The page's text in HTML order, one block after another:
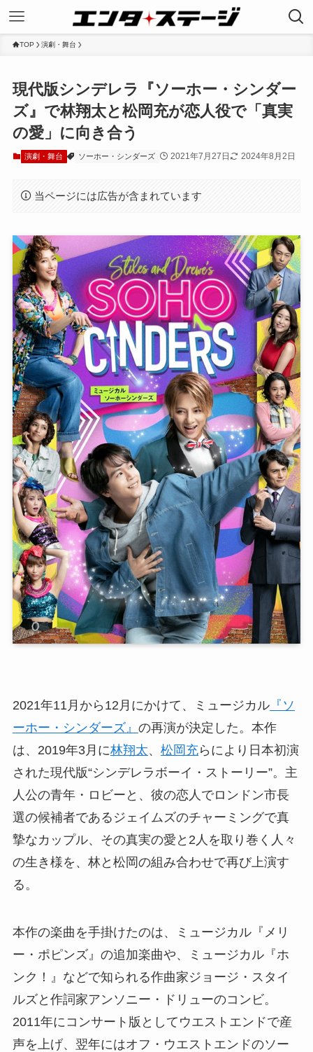
TOP 演劇・舞台
現代版シンデレラ『ソーホー・シンダー
ズ』で林翔太と松岡充が恋人役で「真実
の愛」に向き合う
演劇・舞台 ソーホー・シンダーズ 2021年7月27日 2024年8月2日
当ページには広告が含まれています
2021年11月から12月にかけて、ミュージカル『ソ
ーホー・シンダーズ』 の再演が決定した。本作
は、2019年3月に林翔太、 松岡充らにより日本初演
された現代版“シンデレラボーイ・ストーリー”。主
人公の青年・ロビーと、彼の恋人でロンドン市長
選の候補者であるジェイムズのチャーミングで真
摯なカップル、その真実の愛と2人を取り巻く人々
の生き様を、林と松岡の組み合わせで再び上演す
る。
本作の楽曲を手掛けたのは、ミュージカル『メリ
ー・ポピンズ』の追加楽曲や、ミュージカル『ホ
ンク！』などで知られる作曲家ジョージ・スタイ
ルズと作詞家アンソニー・ドリューのコンビ。
2011年にコンサート版としてウエストエンドで産
声を上げ、翌年にはオフ・ウエストエンドのソー